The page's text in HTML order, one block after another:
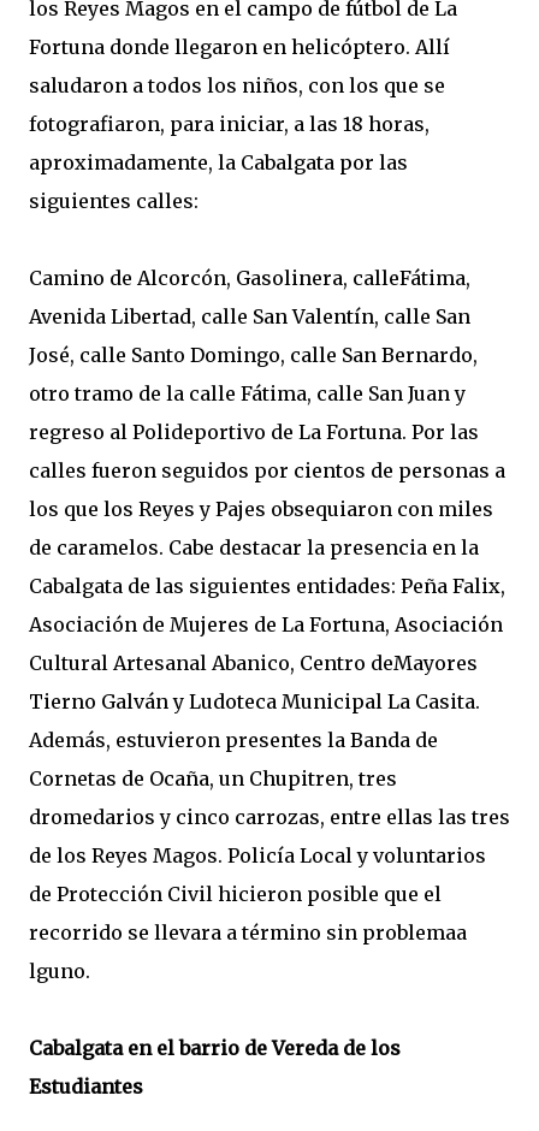
los Reyes Magos en el campo de fútbol de La
Fortuna donde llegaron en helicóptero. Allí
saludaron a todos los niños, con los que se
fotografiaron, para iniciar, a las 18 horas,
aproximadamente, la Cabalgata por las
siguientes calles:
Camino de Alcorcón, Gasolinera, calleFátima,
Avenida Libertad, calle San Valentín, calle San
José, calle Santo Domingo, calle San Bernardo,
otro tramo de la calle Fátima, calle San Juan y
regreso al Polideportivo de La Fortuna. Por las
calles fueron seguidos por cientos de personas a
los que los Reyes y Pajes obsequiaron con miles
de caramelos. Cabe destacar la presencia en la
Cabalgata de las siguientes entidades: Peña Falix,
Asociación de Mujeres de La Fortuna, Asociación
Cultural Artesanal Abanico, Centro deMayores
Tierno Galván y Ludoteca Municipal La Casita.
Además, estuvieron presentes la Banda de
Cornetas de Ocaña, un Chupitren, tres
dromedarios y cinco carrozas, entre ellas las tres
de los Reyes Magos. Policía Local y voluntarios
de Protección Civil hicieron posible que el
recorrido se llevara a término sin problemaa
lguno.
Cabalgata en el barrio de Vereda de los
Estudiantes